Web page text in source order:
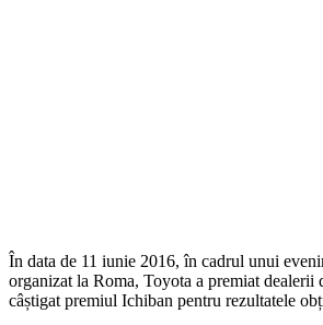
În data de 11 iunie 2016, în cadrul unui
organizat la Roma, Toyota a premiat dealerii
câștigat premiul Ichiban pentru rezultatele